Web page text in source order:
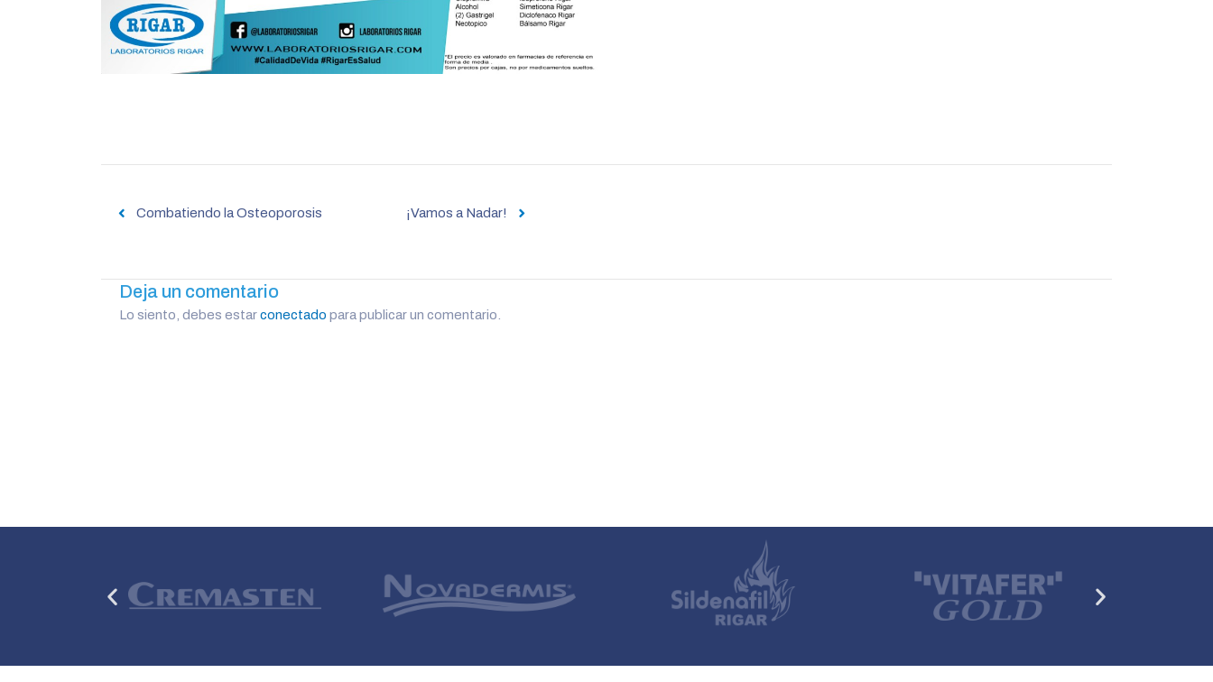
entradas
Combatiendo la Osteoporosis ¡Vamos a Nadar!
Deja un comentario
Lo siento, debes estarconectado para publicar un comentario.
Anterior Siguiente